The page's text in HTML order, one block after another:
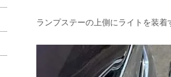
ランプステーの上側にライトを装着